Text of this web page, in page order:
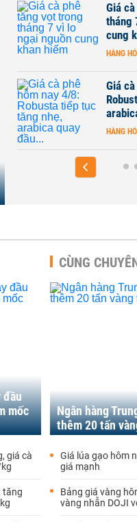
Giá
tháng
cung
HÀNG
Giá
HÀNG
đầu
mốc
giá cà
tăng
CÙNG
Ngân hàng
thêm 20 tấn
Giá lúa gạo hôm
giá mạnh
Bảng giá vàng
vàng nhẫn DOJI